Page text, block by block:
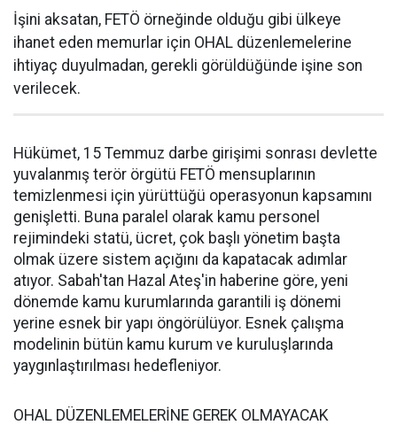
İşini aksatan, FETÖ örneğinde olduğu gibi ülkeye
ihanet eden memurlar için OHAL düzenlemelerine
ihtiyaç duyulmadan, gerekli görüldüğünde işine son
verilecek.
Hükümet, 15 Temmuz darbe girişimi sonrası devlette
yuvalanmış terör örgütü FETÖ mensuplarının
temizlenmesi için yürüttüğü operasyonun kapsamını
genişletti. Buna paralel olarak kamu personel
rejimindeki statü, ücret, çok başlı yönetim başta
olmak üzere sistem açığını da kapatacak adımlar
atıyor. Sabah'tan Hazal Ateş'in haberine göre, yeni
dönemde kamu kurumlarında garantili iş dönemi
yerine esnek bir yapı öngörülüyor. Esnek çalışma
modelinin bütün kamu kurum ve kuruluşlarında
yaygınlaştırılması hedefleniyor.
OHAL DÜZENLEMELERİNE GEREK OLMAYACAK